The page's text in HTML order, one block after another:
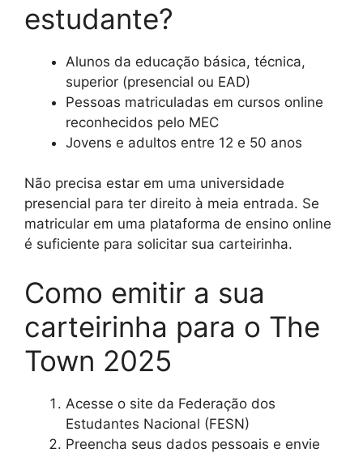
estudante?
Alunos da educação básica, técnica,
superior (presencial ou EAD)
Pessoas matriculadas em cursos online
reconhecidos pelo MEC
Jovens e adultos entre 12 e 50 anos
Não precisa estar em uma universidade
presencial para ter direito à meia entrada. Se
matricular em uma plataforma de ensino online
é suficiente para solicitar sua carteirinha.
Como emitir a sua
carteirinha para o The
Town 2025
Acesse o site da Federação dos
Estudantes Nacional (FESN)
Preencha seus dados pessoais e envie